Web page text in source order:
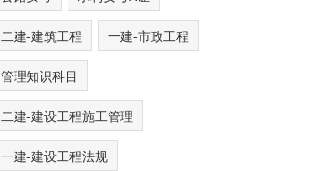
二建-建筑工程 一建-市政工程
管理知识科目
二建-建设工程施工管理
一建-建设工程法规